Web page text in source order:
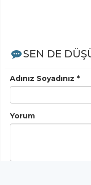
SEN DE
Adınız Soyadınız *
Yorum